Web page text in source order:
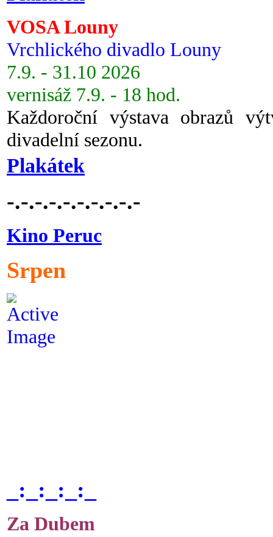
VOSA Louny
Vrchlického divadlo Louny
7.9. - 31.10 2026
vernisáž 7.9. - 18 hod.
Každoroční výstava obrazů
divadelní sezonu.
Plakátek
-.-.-.-.-.-.-.-.-.-
Kino Peruc
Srpen
_:_:_:_:_
Za Dubem